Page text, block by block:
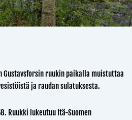
Gustavsforsin ruukin paikalla muistuttaa
ja raudan sulatuksesta.
Ruukki lukeutuu Itä-Suomen